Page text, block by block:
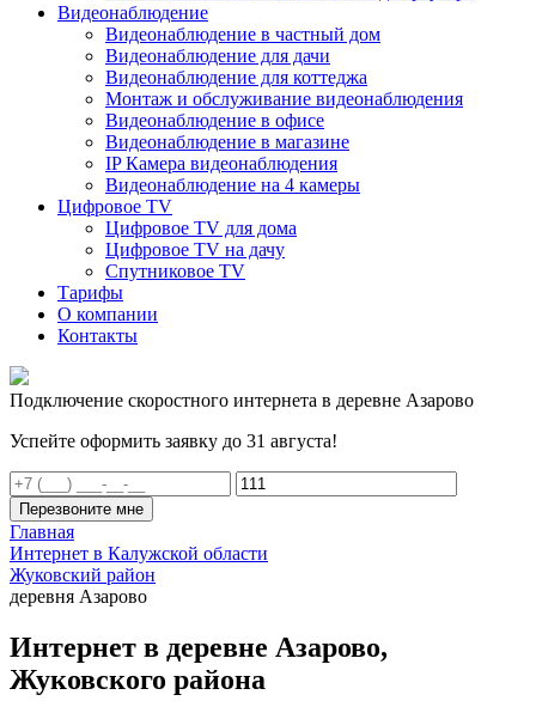
Видеонаблюдение
Видеонаблюдение в частный дом
Видеонаблюдение для дачи
Видеонаблюдение для коттеджа
Монтаж и обслуживание видеонаблюдения
Видеонаблюдение в офисе
Видеонаблюдение в магазине
IP Камера видеонаблюдения
Видеонаблюдение на 4 камеры
Цифровое TV
Цифровое TV для дома
Цифровое TV на дачу
Спутниковое TV
Тарифы
О компании
Контакты
Подключение скоростного интернета в деревне Азарово
Успейте оформить заявку до 31 августа!
Перезвоните мне
Главная
Интернет в Калужской области
Жуковский район
деревня Азарово
Интернет в деревне Азарово,
Жуковского района